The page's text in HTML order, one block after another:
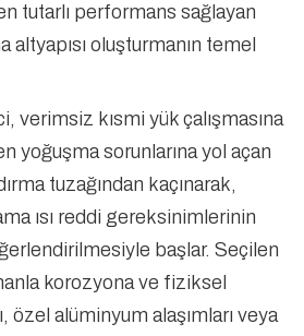
tutarlı performans sağlayan
altyapısı oluşturmanın temel
verimsiz kısmi yük çalışmasına
yoğuşma sorunlarına yol açan
tuzağından kaçınarak,
ısı reddi gereksinimlerinin
başlar. Seçilen
korozyona ve fiziksel
özel alüminyum alaşımları veya